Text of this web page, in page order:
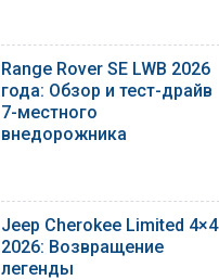
Range Rover SE LWB 2026
года: Обзор и тест-драйв
7-местного
внедорожника
Jeep Cherokee Limited 4×4
2026: Возвращение
легенды